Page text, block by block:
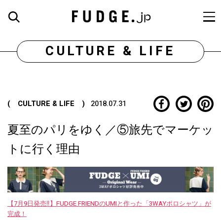
CULTURE & LIFE
( CULTURE & LIFE ) 2018.07.31
夏至のパリをゆく／⑤旅先でマーケッ
トに行く理由
【7月9日発売‼︎】FUDGE FRIENDのUMIと作った「3WAYポロシャツ」が
完成！